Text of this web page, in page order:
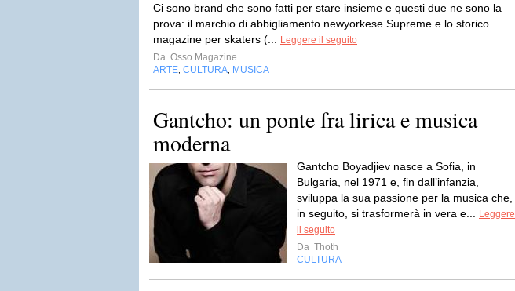
Ci sono brand che sono fatti per stare insieme e questi due ne sono la
prova: il marchio di abbigliamento newyorkese Supreme e lo storico
magazine per skaters (...
Leggere il seguito
Da Osso Magazine
ARTE CULTURA MUSICA
Gantcho: un ponte fra lirica e musica
moderna
Gantcho Boyadjiev nasce a Sofia, in
Bulgaria, nel 1971 e, fin dall’infanzia,
sviluppa la sua passione per la musica che,
in seguito, si trasformerà in vera e...
Leggere
il seguito
Da Thoth
CULTURA